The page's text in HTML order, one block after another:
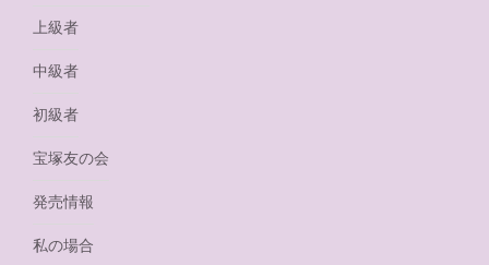
上級者
中級者
初級者
宝塚友の会
発売情報
私の場合